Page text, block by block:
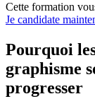
Cette formation
Je candidate
Pourquoi
graphisme
progresser